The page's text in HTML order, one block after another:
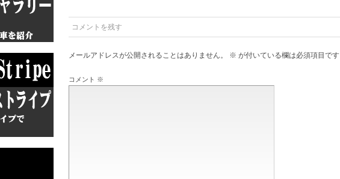
コメントを残す
メールアドレスが公開されることはありません。 ※ が付いている欄は必須項目です
コメント ※